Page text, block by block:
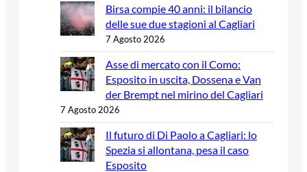
Birsa compie 40 anni: il bilancio
delle sue due stagioni al Cagliari
7 Agosto 2026
Asse di mercato con il Como:
Esposito in uscita, Dossena e Van
der Brempt nel mirino del Cagliari
7 Agosto 2026
Il futuro di Di Paolo a Cagliari: lo
Spezia si allontana, pesa il caso
Esposito